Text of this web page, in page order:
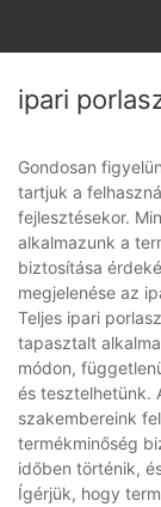
ipari
Gondosan
tartjuk a
fejlesztésekor.
alkalmazunk a
biztosítása
megjelenése az
Teljes ipari
tapasztalt
módon,
és tesztelhetünk.
szakembereink
termékminőség
időben történik,
Ígérjük, hogy